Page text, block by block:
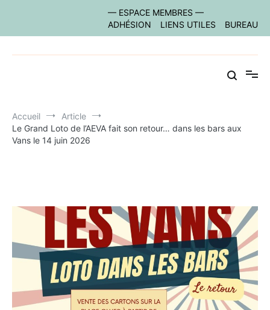
— ESPACE MEMBRES —
ADHÉSION
LIENS UTILES BUREAU
Accueil
Article
Le Grand Loto de l’AEVA fait son retour… dans les bars aux
Vans le 14 juin 2026